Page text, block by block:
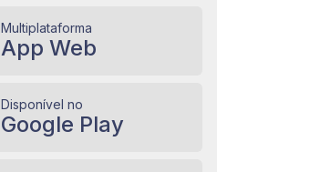
Multiplataforma
App Web
Disponível no
Google Play